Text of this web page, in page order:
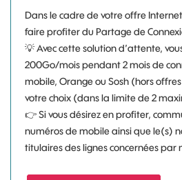
Dans le cadre de votre offre
faire profiter du Partage de
💡Avec cette solution d’attente,
200Go/mois pendant 2 mois de
mobile, Orange ou Sosh (hors
votre choix (dans la limite de 2
👉Si vous désirez en profiter,
numéros de mobile ainsi que le(s)
titulaires des lignes concernées par